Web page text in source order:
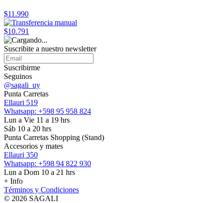
$11.990
$10.791
Suscribite a nuestro newsletter
Suscribirme
Seguinos
@sagali_uy
Punta Carretas
Ellauri 519
Whatsapp: +598 95 958 824
Lun a Vie 11 a 19 hrs
Sáb 10 a 20 hrs
Punta Carretas Shopping (Stand)
Accesorios y mates
Ellauri 350
Whatsapp: +598 94 822 930
Lun a Dom 10 a 21 hrs
+ Info
Términos y Condiciones
© 2026 SAGALI